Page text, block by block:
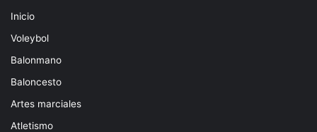
Inicio
Voleybol
Balonmano
Baloncesto
Artes marciales
Atletismo